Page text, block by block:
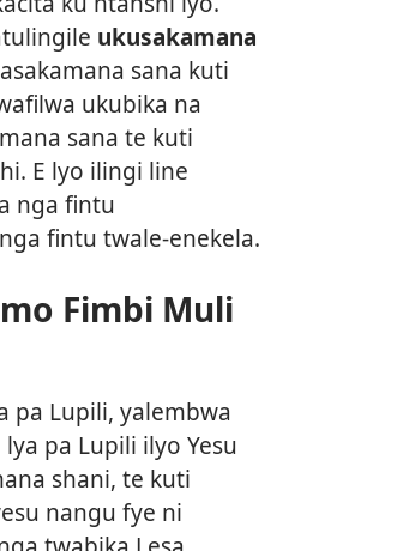
ukusakamana
sana kuti
ukubika na
sana te kuti
E lyo ilingi line
nga fintu
fintu twale-enekela.
Fimbi Muli
pa Lupili, yalembwa
lya pa Lupili ilyo Yesu
shani, te kuti
nangu fye ni